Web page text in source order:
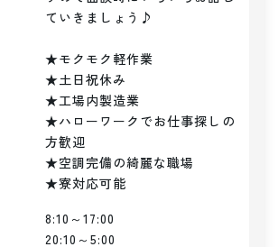
ていきましょう♪
★モクモク軽作業
★土日祝休み
★工場内製造業
★ハローワークでお仕事探しの
方歓迎
★空調完備の綺麗な職場
★寮対応可能
8:10～17:00
20:10～5:00